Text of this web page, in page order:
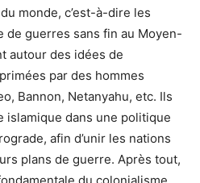
monde, c’est-à-dire les
de guerres sans fin au Moyen-
autour des idées de
par des hommes
Bannon, Netanyahu, etc. Ils
islamique dans une politique
afin d’unir les nations
plans de guerre. Après tout,
du colonialisme